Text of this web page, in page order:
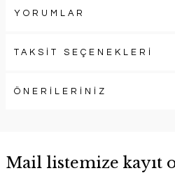
YORUMLAR
TAKSİT SEÇENEKLERİ
ÖNERİLERİNİZ
Mail listemize kayıt